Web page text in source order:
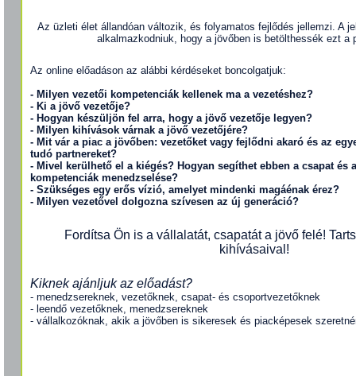
Az üzleti élet állandóan változik, és folyamatos fejlődés jellemzi. A
alkalmazkodniuk, hogy a jövőben is betölthessék ezt a
Az online előadáson az alábbi kérdéseket boncolgatjuk:
- Milyen vezetői kompetenciák kellenek ma a vezetéshez?
- Ki a jövő vezetője?
- Hogyan készüljön fel arra, hogy a jövő vezetője legyen?
- Milyen kihívások várnak a jövő vezetőjére?
- Mit vár a piac a jövőben: vezetőket vagy fejlődni akaró és az
tudó partnereket?
- Mivel kerülhető el a kiégés? Hogyan segíthet ebben a csapat és
kompetenciák menedzselése?
- Szükséges egy erős vízió, amelyet mindenki magáénak érez?
- Milyen vezetővel dolgozna szívesen az új generáció?
Fordítsa Ön is a vállalatát, csapatát a jövő felé!
kihívásaival!
Kiknek ajánljuk az előadást?
- menedzsereknek, vezetőknek, csapat- és csoportvezetőknek
- leendő vezetőknek, menedzsereknek
- vállalkozóknak, akik a jövőben is sikeresek és piacképesek